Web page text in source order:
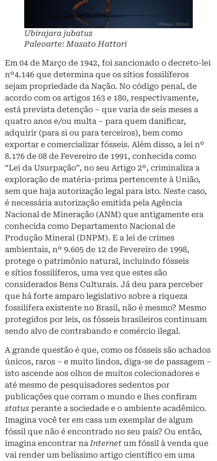
Ubirajara jubatus
Paleoarte: Masato Hattori
Em 04 de Março de 1942, foi sancionado o decreto-lei
nº4.146 que determina que os sítios fossilíferos
sejam propriedade da Nação. No código penal, de
acordo com os artigos 163 e 180, respectivamente,
está prevista detenção – que varia de seis meses a
quatro anos e/ou multa – para quem danificar,
adquirir (para si ou para terceiros), bem como
exportar e comercializar fósseis. Além disso, a lei nº
8.176 de 08 de Fevereiro de 1991, conhecida como
“Lei da Usurpação”, no seu Artigo 2º, criminaliza a
exploração de matéria-prima pertencente à União,
sem que haja autorização legal para isto. Neste caso,
é necessária autorização emitida pela Agência
Nacional de Mineração (ANM) que antigamente era
conhecida como Departamento Nacional de
Produção Mineral (DNPM). E a lei de crimes
ambientais, nº 9.605 de 12 de Fevereiro de 1998,
protege o patrimônio natural, incluindo fósseis
e sítios fossilíferos, uma vez que estes são
considerados Bens Culturais. Já deu para perceber
que há forte amparo legislativo sobre a riqueza
fossilífera existente no Brasil, não é mesmo? Mesmo
protegidos por leis, os fósseis brasileiros continuam
sendo alvo de contrabando e comércio ilegal.
A grande questão é que, como os fósseis são achados
únicos, raros – e muito lindos, diga-se de passagem –
isto ascende aos olhos de muitos colecionadores e
até mesmo de pesquisadores sedentos por
publicações que corram o mundo e lhes confiram
status perante a sociedade e o ambiente acadêmico.
Imagina você ter em casa um exemplar de algum
fóssil que não é encontrado no seu país? Ou então,
imagina encontrar na Internet um fóssil à venda que
vai render um belíssimo artigo científico em uma